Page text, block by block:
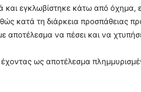
εγκλωβίστηκε κάτω από όχημα,
κατά τη διάρκεια προσπάθειας
αποτέλεσμα να πέσει και να
ως αποτέλεσμα